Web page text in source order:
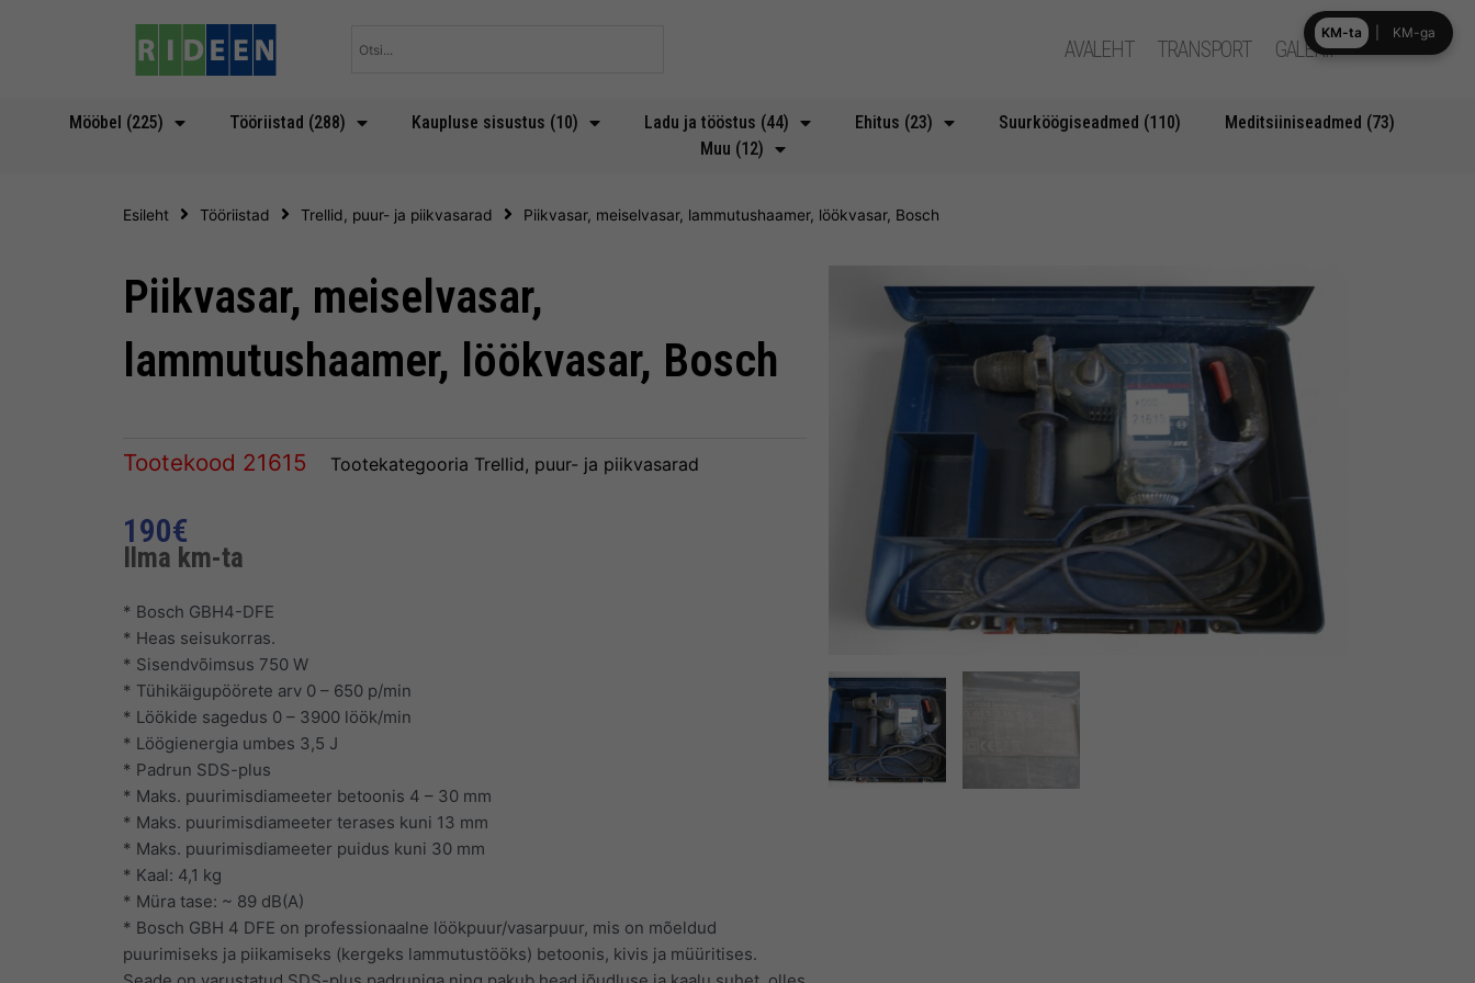
AVALEHT TRANSPORT GALERII
Mööbel (225) Tööriistad (288) Kaupluse sisustus (10) Ladu ja tööstus (44) Ehitus (23) Suurköögiseadmed (110)
Meditsiiniseadmed (73)
Muu (12)
Esileht Tööriistad Trellid, puur- ja piikvasarad Piikvasar, meiselvasar, lammutushaamer, löökvasar, Bosch
Piikvasar, meiselvasar,
lammutushaamer, löökvasar, Bosch
Tootekood 21615 Tootekategooria Trellid, puur- ja piikvasarad
190€
Ilma km-ta
* Bosch GBH4-DFE
* Heas seisukorras.
* Sisendvõimsus 750 W
* Tühikäigupöörete arv 0 – 650 p/min
* Löökide sagedus 0 – 3900 löök/min
* Löögienergia umbes 3,5 J
* Padrun SDS-plus
* Maks. puurimisdiameeter betoonis 4 – 30 mm
* Maks. puurimisdiameeter terases kuni 13 mm
* Maks. puurimisdiameeter puidus kuni 30 mm
* Kaal: 4,1 kg
* Müra tase: ~ 89 dB(A)
* Bosch GBH 4 DFE on professionaalne löökpuur/vasarpuur, mis on mõeldud
puurimiseks ja piikamiseks (kergeks lammutustööks) betoonis, kivis ja müüritises.
KM-ta KM-ga